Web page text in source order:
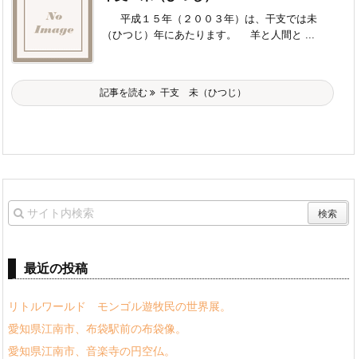
平成１５年（２００３年）は、干支では未
（ひつじ）年にあたります。 羊と人間と ...
記事を読む 干支 未（ひつじ）
最近の投稿
リトルワールド モンゴル遊牧民の世界展。
愛知県江南市、布袋駅前の布袋像。
愛知県江南市、音楽寺の円空仏。